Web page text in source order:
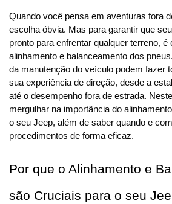
Quando você pensa em aventuras fora
escolha óbvia. Mas para garantir que
pronto para enfrentar qualquer terreno, é
alinhamento e balanceamento dos
da manutenção do veículo podem fazer
sua experiência de direção, desde a
até o desempenho fora de estrada.
mergulhar na importância do
o seu Jeep, além de saber quando e
procedimentos de forma eficaz.
Por que o Alinhamento e
são Cruciais para o seu